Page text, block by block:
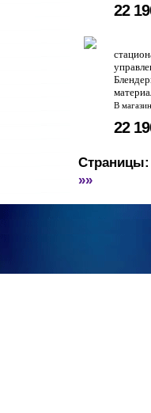
22
В
22
Страницы:
»»